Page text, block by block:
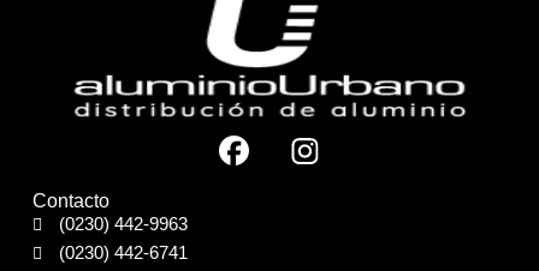
Contacto
(0230) 442-9963
(0230) 442-6741